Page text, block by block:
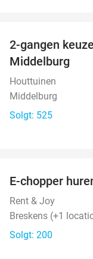
2-gangen
Middelburg
Houttuinen
Middelburg
Solgt: 525
E-chopper
Rent & Joy
Breskens (+1
Solgt: 200